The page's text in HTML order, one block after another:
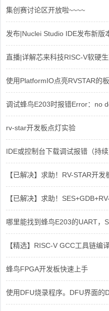
集创赛讨论区开放啦~~~~
发布|Nuclei Studio IDE发布新版
直播|详解芯来科技RISC-V软硬
使用PlatformIO点亮RVSTAR的
调试蜂鸟E203时报错Error：no
rv-star开发板点灯实验
IDE或控制台下载调试报错（持续
【已解决】求助！RV-STAR开
【已解决】求助！
哪里能找到蜂鸟E203的UART，
【精选】RISC-V GCC工具链编
蜂鸟FPGA开发板快速上手
使用DFU烧录程序。DFU界面的